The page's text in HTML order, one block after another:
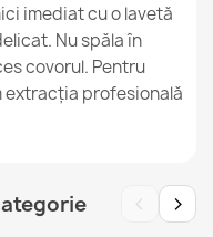
imediat cu o lavetă
Nu spăla în
covorul. Pentru
profesională
‹ ›